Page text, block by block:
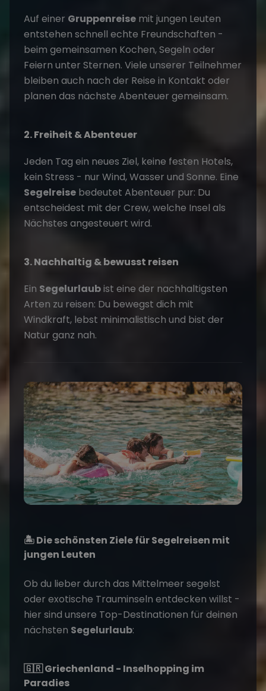
Auf einer Gruppenreise mit jungen Leuten
entstehen schnell echte Freundschaften -
beim gemeinsamen Kochen, Segeln oder
Feiern unter Sternen. Viele unserer Teilnehmer
bleiben auch nach der Reise in Kontakt oder
planen das nächste Abenteuer gemeinsam.
2. Freiheit & Abenteuer
Jeden Tag ein neues Ziel, keine festen Hotels,
kein Stress - nur Wind, Wasser und Sonne. Eine
Segelreise bedeutet Abenteuer pur: Du
entscheidest mit der Crew, welche Insel als
Nächstes angesteuert wird.
3. Nachhaltig & bewusst reisen
Ein Segelurlaubist eine der nachhaltigsten
Arten zu reisen: Du bewegst dich mit
Windkraft, lebst minimalistisch und bist der
Natur ganz nah.
🏝️ Die schönsten Ziele für Segelreisen mit
jungen Leuten
Ob du lieber durch das Mittelmeer segelst
oder exotische Trauminseln entdecken willst -
hier sind unsere Top-Destinationen für deinen
nächsten Segelurlaub:
🇬🇷 Griechenland - Inselhopping im
Paradies